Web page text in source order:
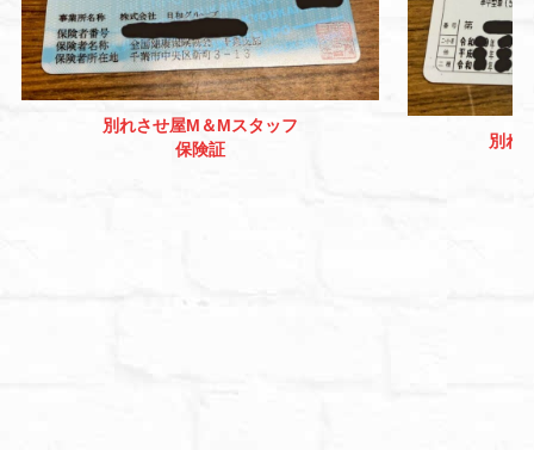
別れさせ屋M＆Mスタッフ
保険証
別れ